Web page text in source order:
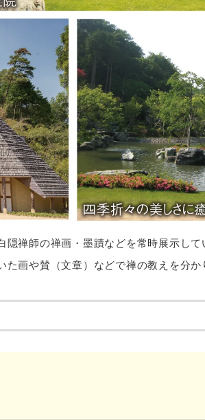
禅師の禅画・墨蹟などを常時展示し
画や賛（文章）などで禅の教えを分か